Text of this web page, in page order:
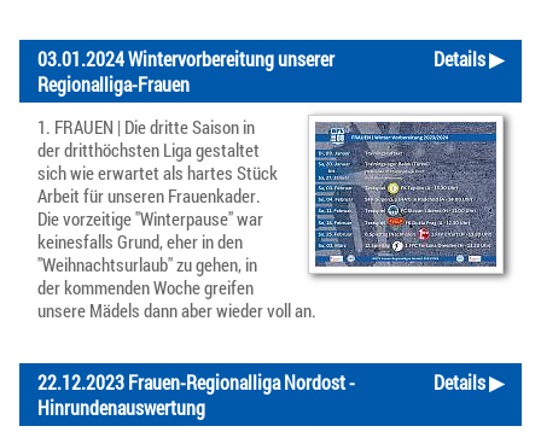
Details ▶
03.01.2024 Wintervorbereitung unserer
Regionalliga-Frauen
1. FRAUEN | Die dritte Saison in
der dritthöchsten Liga gestaltet
sich wie erwartet als hartes Stück
Arbeit für unseren Frauenkader.
Die vorzeitige "Winterpause" war
keinesfalls Grund, eher in den
"Weihnachtsurlaub" zu gehen, in
der kommenden Woche greifen
unsere Mädels dann aber wieder voll an.
Details ▶
22.12.2023 Frauen-Regionalliga Nordost -
Hinrundenauswertung